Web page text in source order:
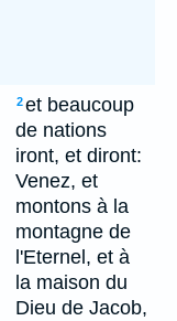
2et beaucoup
de nations
iront, et diront:
Venez, et
montons à la
montagne de
l'Eternel, et à
la maison du
Dieu de Jacob,